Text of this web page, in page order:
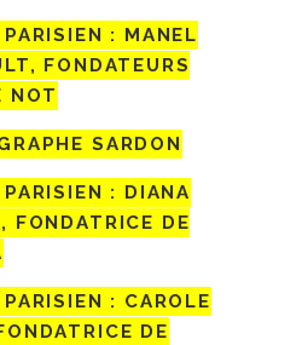
: MANEL
FONDATEURS
NOT
SARDON
: DIANA
FONDATRICE DE
: CAROLE
DE